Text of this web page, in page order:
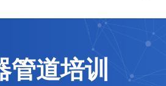
管道培训